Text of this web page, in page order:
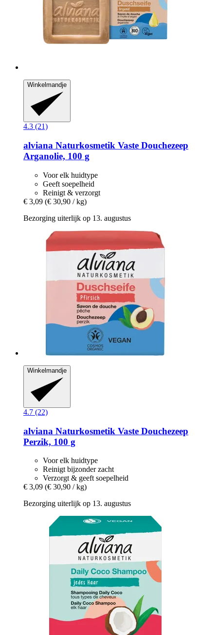
Winkelmandje
4.3 (21)
alviana Naturkosmetik Vaste Douchezeep
Arganolie, 100 g
Voor elk huidtype
Geeft soepelheid
Reinigt & verzorgt
€ 3,09 (€ 30,90 / kg)
Bezorging uiterlijk op 13. augustus
Winkelmandje
4.7 (22)
alviana Naturkosmetik Vaste Douchezeep
Perzik, 100 g
Voor elk huidtype
Reinigt bijzonder zacht
Verzorgt & geeft soepelheid
€ 3,09 (€ 30,90 / kg)
Bezorging uiterlijk op 13. augustus